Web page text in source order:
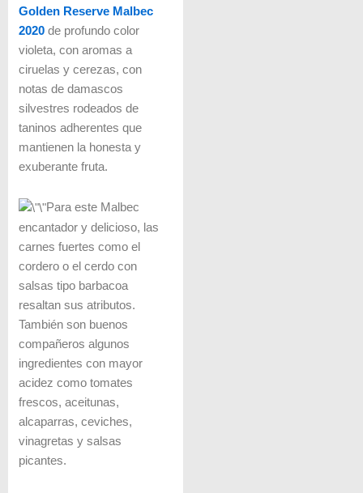
Golden Reserve Malbec
2020de profundo color
violeta, con aromas a
ciruelas y cerezas, con
notas de damascos
silvestres rodeados de
taninos adherentes que
mantienen la honesta y
exuberante fruta.
Para este Malbec
encantador y delicioso, las
carnes fuertes como el
cordero o el cerdo con
salsas tipo barbacoa
resaltan sus atributos.
También son buenos
compañeros algunos
ingredientes con mayor
acidez como tomates
frescos, aceitunas,
alcaparras, ceviches,
vinagretas y salsas
picantes.